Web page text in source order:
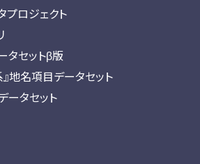
プロジェクト
タセットβ版
地名項目データセット
ータセット